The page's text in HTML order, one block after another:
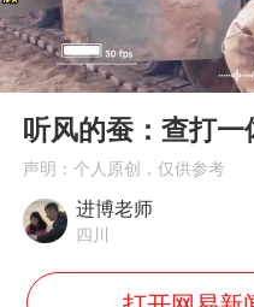
出
秋
Play
00:00
听风的蚕：查打一
声明：个人原创，仅供参考
进博老师
四川